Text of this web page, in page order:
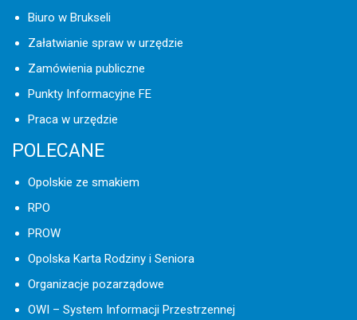
Biuro w Brukseli
Załatwianie spraw w urzędzie
Zamówienia publiczne
Punkty Informacyjne FE
Praca w urzędzie
POLECANE
Opolskie ze smakiem
RPO
PROW
Opolska Karta Rodziny i Seniora
Organizacje pozarządowe
OWI – System Informacji Przestrzennej